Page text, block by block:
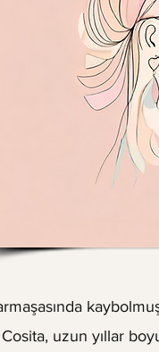
uzun yıllar